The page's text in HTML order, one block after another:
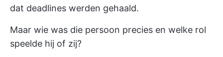
dat deadlines werden gehaald.
Maar wie was die persoon precies en welke rol
speelde hij of zij?